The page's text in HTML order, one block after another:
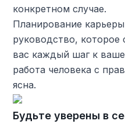
конкретном случае.
Планирование
руководство, которое
вас каждый шаг к
работа человека с
ясна.
Будьте уверены в